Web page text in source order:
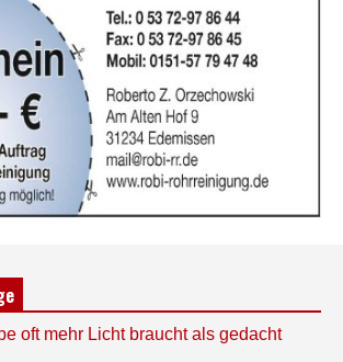
oft mehr Licht braucht als gedacht